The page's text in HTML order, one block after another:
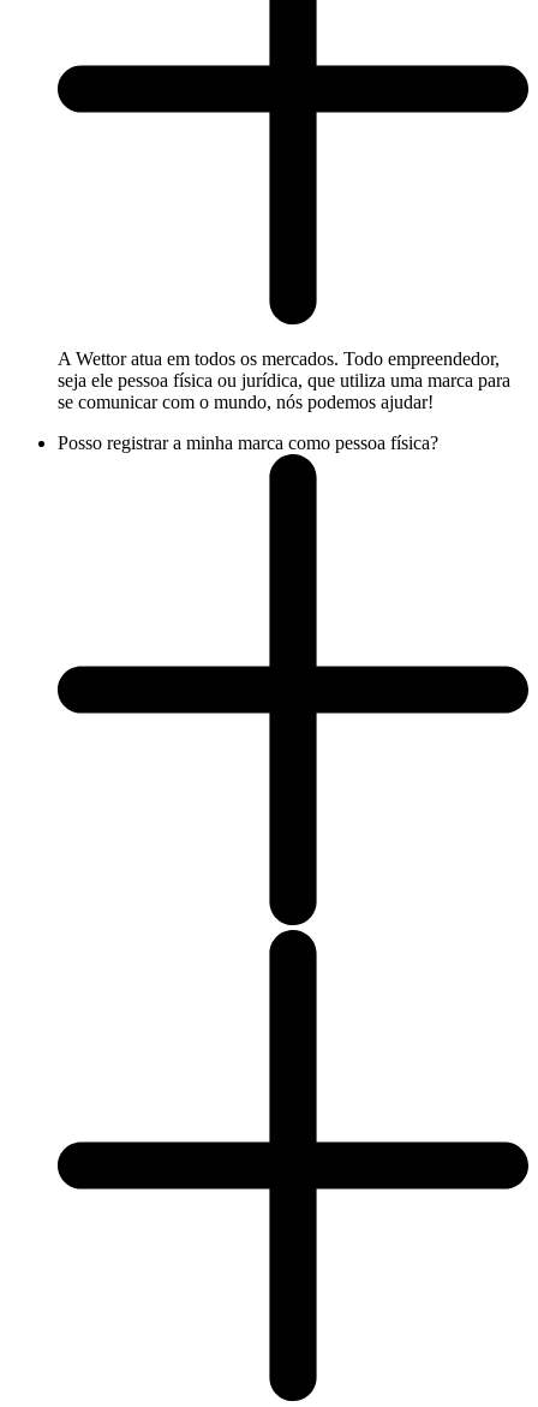
A Wettor atua em todos os mercados. Todo empreendedor,
seja ele pessoa física ou jurídica, que utiliza uma marca para
se comunicar com o mundo, nós podemos ajudar!
Posso registrar a minha marca como pessoa física?